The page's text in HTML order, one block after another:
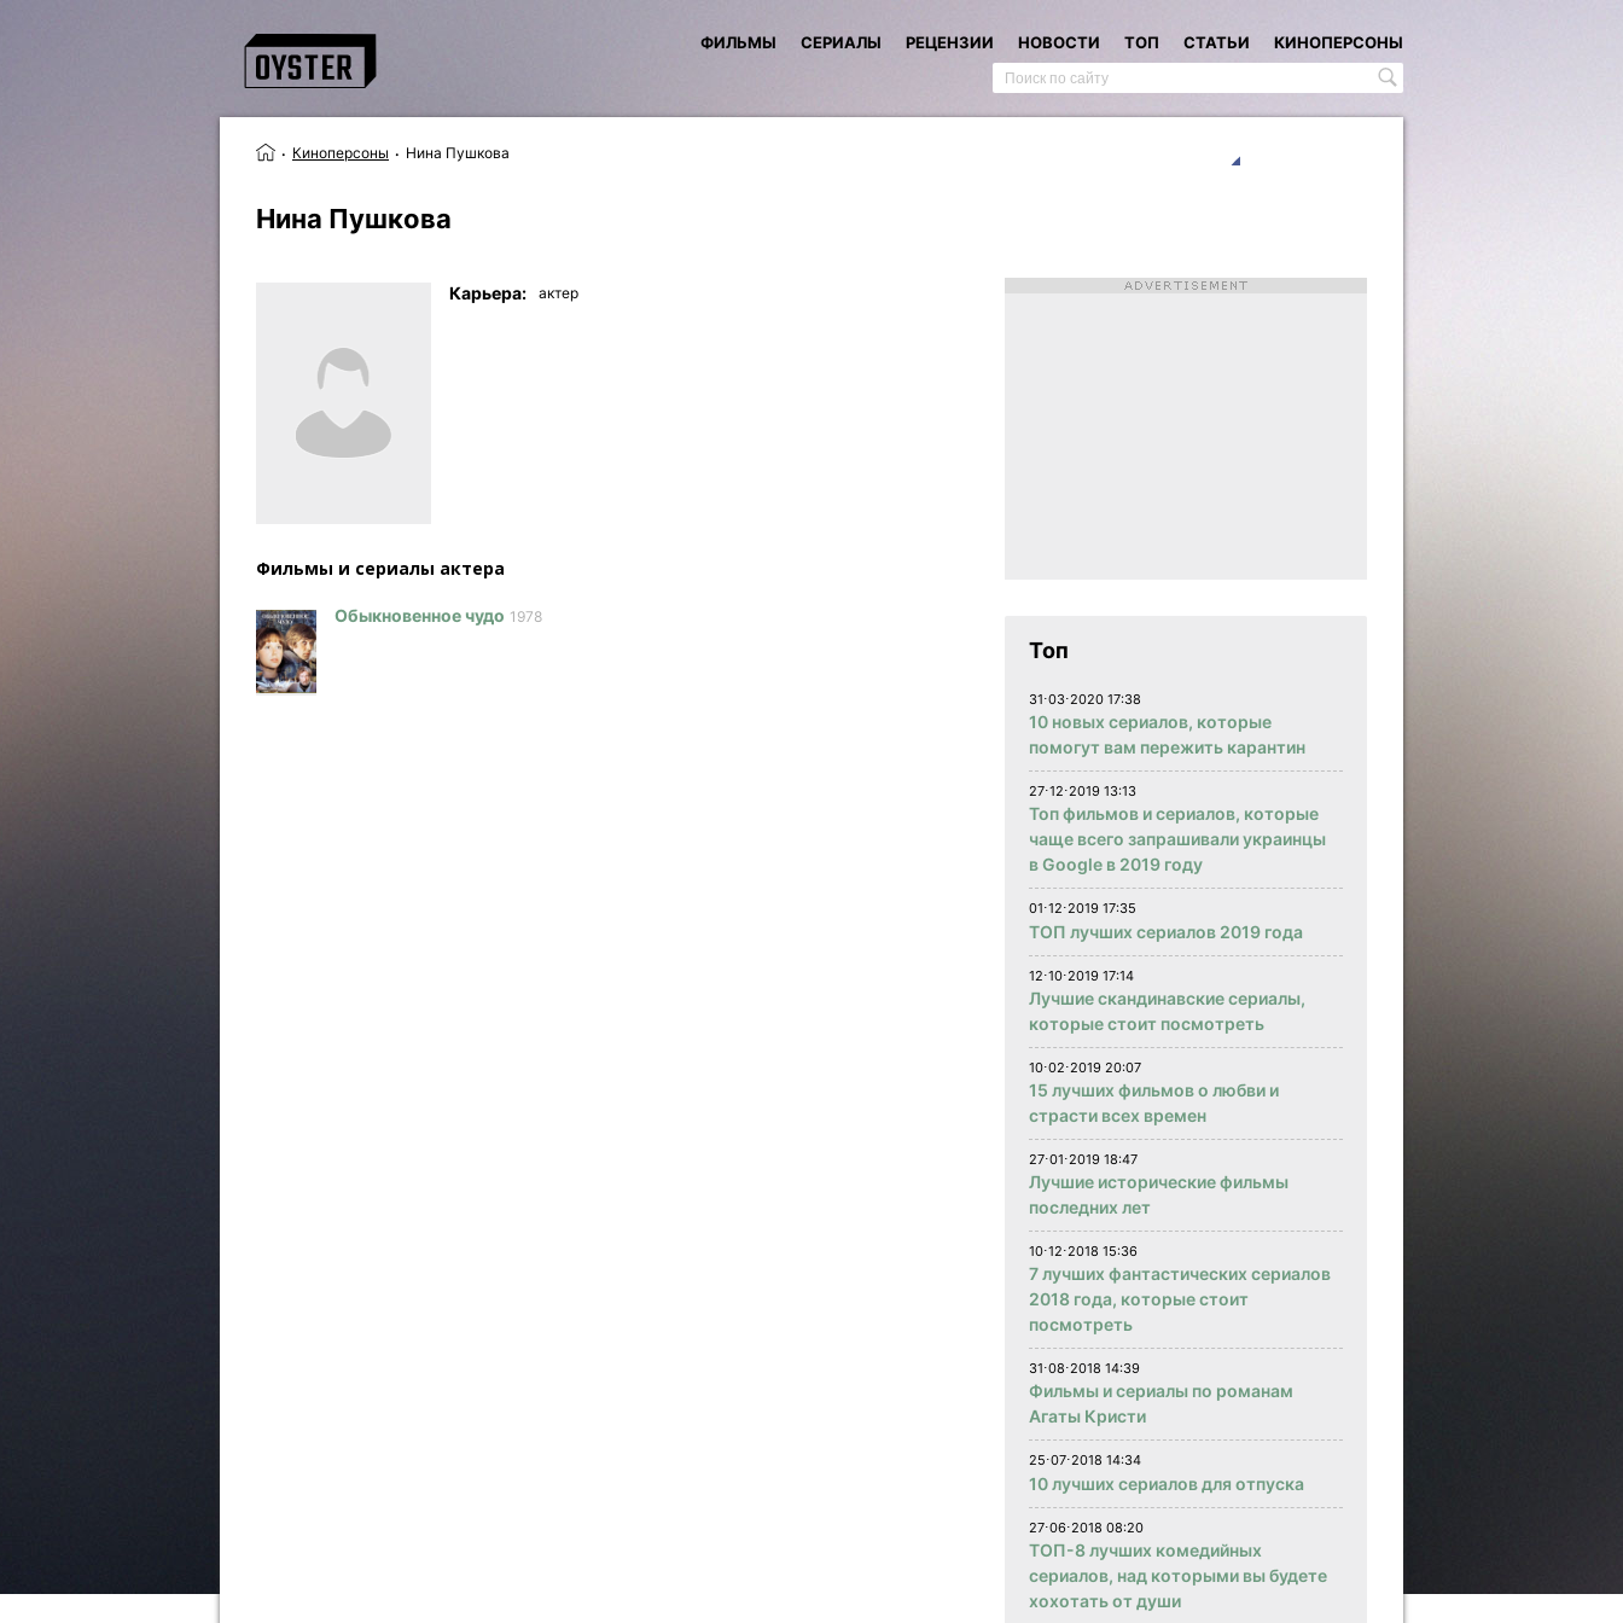
ФИЛЬМЫ СЕРИАЛЫ РЕЦЕНЗИИ НОВОСТИ ТОП СТАТЬИ КИНОПЕРСОНЫ
Киноперсоны Нина Пушкова
Нина Пушкова
Карьера: актер
Фильмы и сериалы актера
Обыкновенное чудо 1978
Топ
31⋅03⋅2020 17:38
10 новых сериалов, которые
помогут вам пережить карантин
27⋅12⋅2019 13:13
Топ фильмов и сериалов, которые
чаще всего запрашивали украинцы
в Google в 2019 году
01⋅12⋅2019 17:35
ТОП лучших сериалов 2019 года
12⋅10⋅2019 17:14
Лучшие скандинавские сериалы,
которые стоит посмотреть
10⋅02⋅2019 20:07
15 лучших фильмов о любви и
страсти всех времен
27⋅01⋅2019 18:47
Лучшие исторические фильмы
последних лет
10⋅12⋅2018 15:36
7 лучших фантастических сериалов
2018 года, которые стоит
посмотреть
31⋅08⋅2018 14:39
Фильмы и сериалы по романам
Агаты Кристи
25⋅07⋅2018 14:34
10 лучших сериалов для отпуска
27⋅06⋅2018 08:20
ТОП-8 лучших комедийных
сериалов, над которыми вы будете
хохотать от души